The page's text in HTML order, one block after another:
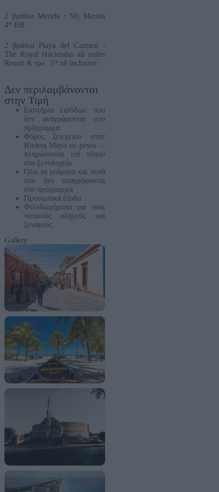
2 βράδια Merida : Nh Merida
4* BB
2 βράδια Playa del Carmen :
The Royal Haciendas all suites
Resort & spa 5* all inclusive
Δεν περιλαμβάνονται
στην Τιμή
Εισιτήρια εισόδων που
δεν αναγράφονται στο
πρόγραμμα
Φόρος ξεν/χειου στην
Riviera Maya σε pesos –
πληρώνονται επί τόπου
στο ξενοδοχείο
Όλα τα γεύματα και ποτά
που δεν αναγράφονται
στο πρόγραμμα
Προσωπικά έξοδα
Φιλοδωρήματα για τους
τοπικούς οδηγούς και
ξεναγούς
Gallery